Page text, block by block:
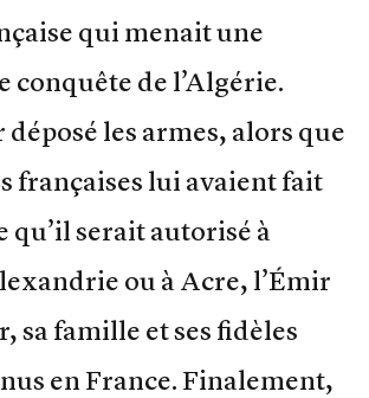
qui menait une
conquête de l’Algérie.
les armes, alors que
françaises lui avaient fait
qu’il serait autorisé à
ou à Acre, l’Émir
sa famille et ses fidèles
en France. Finalement,